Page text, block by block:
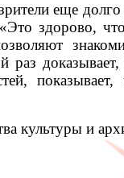
еще
здорово,
раз
культуры и